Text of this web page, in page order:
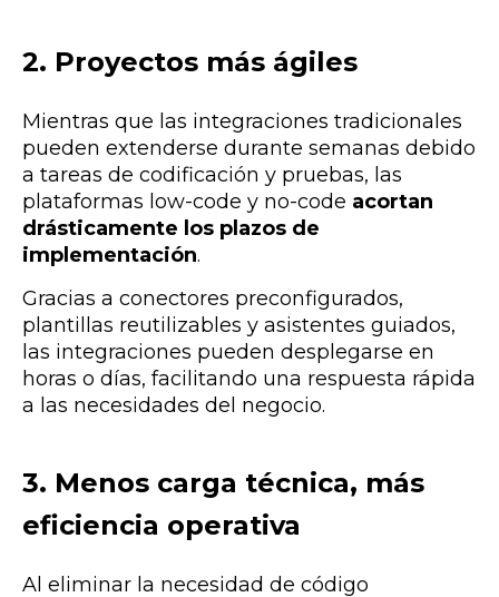
2. Proyectos más ágiles
Mientras que las integraciones tradicionales
pueden extenderse durante semanas debido
a tareas de codificación y pruebas, las
plataformas low-code y no-code acortan
drásticamente los plazos de
implementación.
Gracias a conectores preconfigurados,
plantillas reutilizables y asistentes guiados,
las integraciones pueden desplegarse en
horas o días, facilitando una respuesta rápida
a las necesidades del negocio.
3. Menos carga técnica, más
eficiencia operativa
Al eliminar la necesidad de código